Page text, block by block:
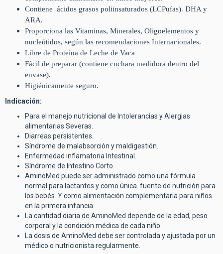
Contiene ácidos grasos poliinsaturados (LCPufas). DHA y
ARA.
Proporciona las Vitaminas, Minerales, Oligoelementos y
nucleótidos, según las recomendaciones Internacionales.
Libre de Proteína de Leche de Vaca
Fácil de preparar (contiene cuchara medidora dentro del
envase).
Higiénicamente seguro.
Indicación:
Para el manejo nutricional de Intolerancias y Alergias
alimentarias Severas.
Diarreas persistentes.
Síndrome de malabsorción y maldigestión.
Enfermedad inflamatoria Intestinal.
Síndrome de Intestino Corto.
AminoMed puede ser administrado como una fórmula
normal para lactantes y como única fuente de nutrición para
los bebés. Y como alimentación complementaria para niños
en la primera infancia.
La cantidad diaria de AminoMed depende de la edad, peso
corporal y la condición médica de cada niño.
La dosis de AminoMed debe ser controlada y ajustada por un
médico o nutricionista regularmente.